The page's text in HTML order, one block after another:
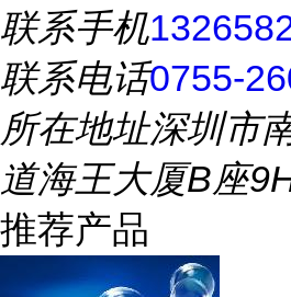
联系手机
联系电话0755-
所在地址深圳市
道海王大厦B座
推荐产品